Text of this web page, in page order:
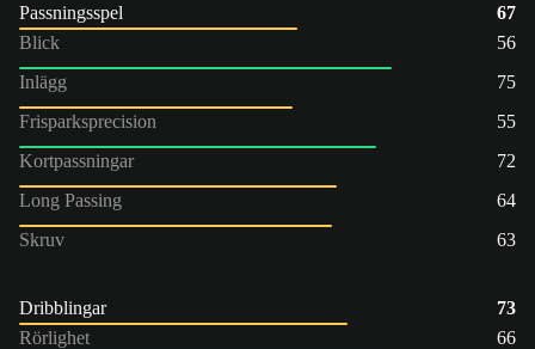
Passningsspel
67
Blick
56
Inlägg
75
Frisparksprecision
55
Kortpassningar
72
Long Passing
64
Skruv
63
Dribblingar
73
Rörlighet
66